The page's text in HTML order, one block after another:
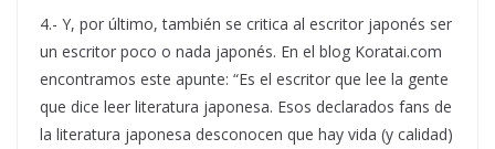
4.- Y, por último, también se critica al escritor japonés ser
un escritor poco o nada japonés. En el blog Koratai.com
encontramos este apunte: “Es el escritor que lee la gente
que dice leer literatura japonesa. Esos declarados fans de
la literatura japonesa desconocen que hay vida (y calidad)